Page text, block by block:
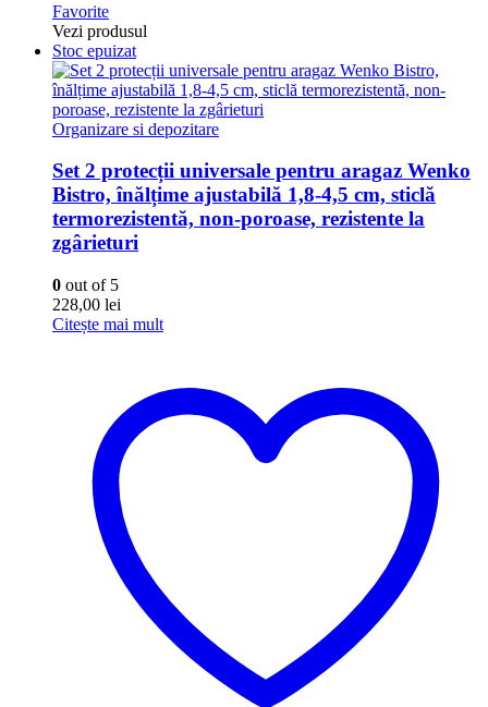
Favorite
Vezi produsul
Stoc epuizat
Organizare si depozitare
Set 2 protecții universale pentru aragaz Wenko
Bistro, înălțime ajustabilă 1,8-4,5 cm, sticlă
termorezistentă, non-poroase, rezistente la
zgârieturi
0 out of 5
228,00 lei
Citește mai mult